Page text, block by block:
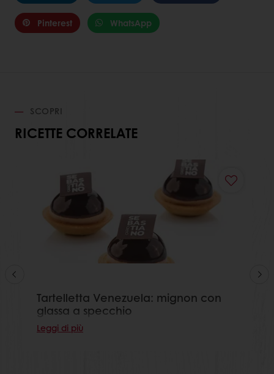
Pinterest WhatsApp
SCOPRI
RICETTE CORRELATE
Tartelletta Venezuela: mignon con
glassa a specchio
Leggi di più